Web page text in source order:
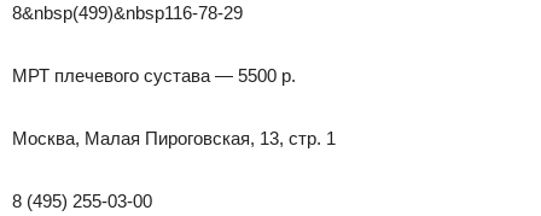
8&nbsp(499)&nbsp116-78-29
МРТ плечевого сустава — 5500 р.
Москва, Малая Пироговская, 13, стр. 1
8 (495) 255-03-00